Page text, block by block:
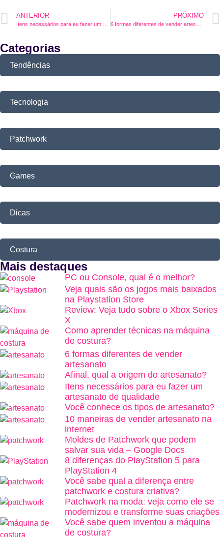
ANTERIOR PRÓXIMO
Categorias
Tendências
Tecnologia
Patchwork
Games
Dicas
Costura
Mais destaques
PC ou Console, qual é o melhor?
Veja quais são os jogos mais baixados
na Playstation Store
Review: Veja tudo sobre o Xbox Series
X
Como aprender técnicas na máquina
de costura?
6 formas diferentes de vender
artesanato
Afinal, qual a origem do artesanato?
Itens necessários para eu fazer um
artesanato de qualidade
Você conhece os tipos de artesanato?
10 maneiras de vender artesanato na
internet
Moldes de Patchwork que podem
salvar sua vida – Google Docs
8 diferenças do PlayStation 5 para
PlayStation 4
Você sabe qual a diferença entre
patchwork e costura criativa?
Patchwork na moda: veja como ele se
modernizou e transforme suas criações
Você sabe quem inventou a máquina
de costura?